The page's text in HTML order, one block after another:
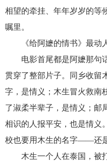
相望的牵挂、年年岁岁的等
嘱里。
《给阿嬷的情书》最动
电影首尾都是阿嬷那句
贯穿了整部片子。同乡收留
字，是情义；木生冒火救南
了淑柔半辈子，是情义；邮
相识的人报平安，也是情义
校也要用木生的名字——还是
木生一个人在泰国，被